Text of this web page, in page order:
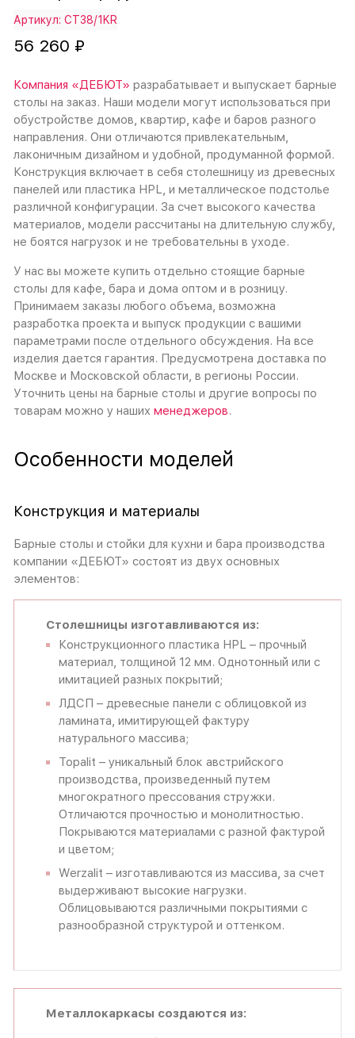
Артикул: СТ38/1KR
56 260 ₽
Компания «ДЕБЮТ» разрабатывает и выпускает барные
столы на заказ. Наши модели могут использоваться при
обустройстве домов, квартир, кафе и баров разного
направления. Они отличаются привлекательным,
лаконичным дизайном и удобной, продуманной формой.
Конструкция включает в себя столешницу из древесных
панелей или пластика HPL, и металлическое подстолье
различной конфигурации. За счет высокого качества
материалов, модели рассчитаны на длительную службу,
не боятся нагрузок и не требовательны в уходе.
У нас вы можете купить отдельно стоящие барные
столы для кафе, бара и дома оптом и в розницу.
Принимаем заказы любого объема, возможна
разработка проекта и выпуск продукции с вашими
параметрами после отдельного обсуждения. На все
изделия дается гарантия. Предусмотрена доставка по
Москве и Московской области, в регионы России.
Уточнить цены на барные столы и другие вопросы по
товарам можно у наших менеджеров.
Особенности моделей
Конструкция и материалы
Барные столы и стойки для кухни и бара производства
компании «ДЕБЮТ» состоят из двух основных
элементов:
Столешницы изготавливаются из:
Конструкционного пластика HPL – прочный
материал, толщиной 12 мм. Однотонный или с
имитацией разных покрытий;
ЛДСП – древесные панели с облицовкой из
ламината, имитирующей фактуру
натурального массива;
Topalit – уникальный блок австрийского
производства, произведенный путем
многократного прессования стружки.
Отличаются прочностью и монолитностью.
Покрываются материалами с разной фактурой
и цветом;
Werzalit – изготавливаются из массива, за счет
выдерживают высокие нагрузки.
Облицовываются различными покрытиями с
разнообразной структурой и оттенком.
Металлокаркасы создаются из: